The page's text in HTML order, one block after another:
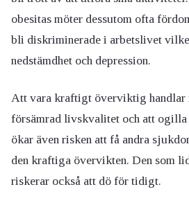
obesitas möter dessutom ofta
bli diskriminerade i arbetslivet
nedstämdhet och depression.
Att vara kraftigt överviktig handlar
försämrad livskvalitet och att ogilla
ökar även risken att få andra
den kraftiga övervikten. Den som
riskerar också att dö för tidigt.